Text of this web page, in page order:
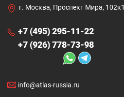
г. Москва, Проспект Мира, 102к1
+7 (495) 295-11-22
+7 (926) 778-73-98
info@atlas-russia.ru